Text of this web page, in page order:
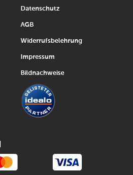
Datenschutz
AGB
Widerrufsbelehrung
Impressum
Bildnachweise